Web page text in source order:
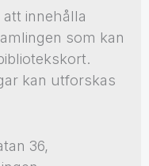
innehålla
som kan
kan utforskas
36,